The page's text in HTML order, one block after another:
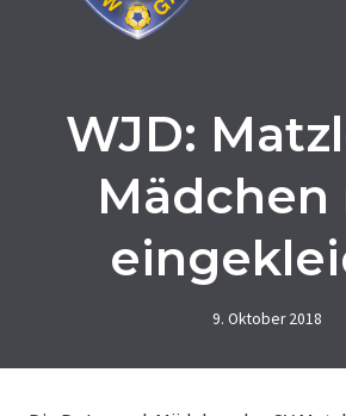
WJD:
Mädchen
9. Oktober 2018